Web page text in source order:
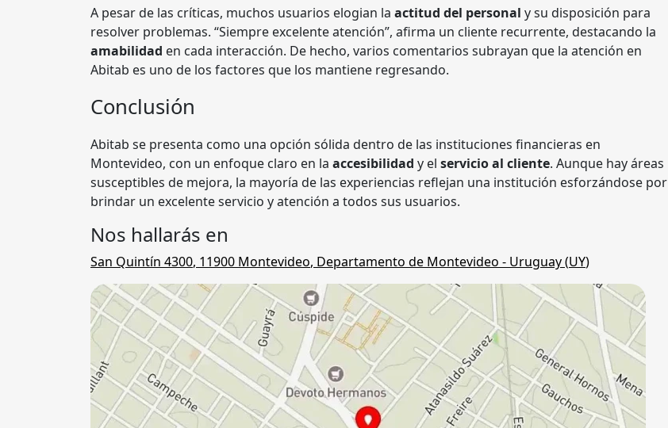
A pesar de las críticas, muchos usuarios elogian la actitud del personal y su disposición para
resolver problemas. “Siempre excelente atención”, afirma un cliente recurrente, destacando la
amabilidad en cada interacción. De hecho, varios comentarios subrayan que la atención en
Abitab es uno de los factores que los mantiene regresando.
Conclusión
Abitab se presenta como una opción sólida dentro de las instituciones financieras en
Montevideo, con un enfoque claro en la accesibilidad y el servicio al cliente. Aunque hay áreas
susceptibles de mejora, la mayoría de las experiencias reflejan una institución esforzándose por
brindar un excelente servicio y atención a todos sus usuarios.
Nos hallarás en
San Quintín 4300, 11900 Montevideo, Departamento de Montevideo - Uruguay (UY)